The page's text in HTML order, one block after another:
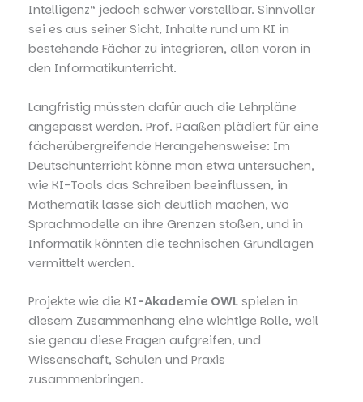
Intelligenz“ jedoch schwer vorstellbar. Sinnvoller
sei es aus seiner Sicht, Inhalte rund um KI in
bestehende Fächer zu integrieren, allen voran in
den Informatikunterricht.
Langfristig müssten dafür auch die Lehrpläne
angepasst werden. Prof. Paaßen plädiert für eine
fächerübergreifende Herangehensweise: Im
Deutschunterricht könne man etwa untersuchen,
wie KI-Tools das Schreiben beeinflussen, in
Mathematik lasse sich deutlich machen, wo
Sprachmodelle an ihre Grenzen stoßen, und in
Informatik könnten die technischen Grundlagen
vermittelt werden.
Projekte wie die KI-Akademie OWLspielen in
diesem Zusammenhang eine wichtige Rolle, weil
sie genau diese Fragen aufgreifen, und
Wissenschaft, Schulen und Praxis
zusammenbringen.